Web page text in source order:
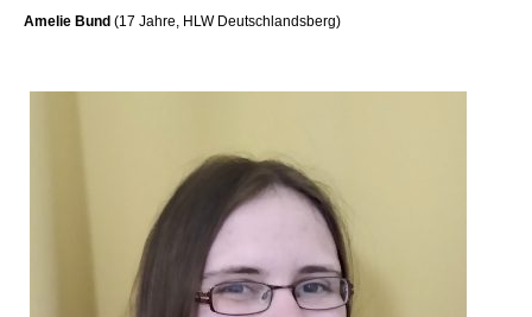
Amelie Bund (17 Jahre, HLW Deutschlandsberg)